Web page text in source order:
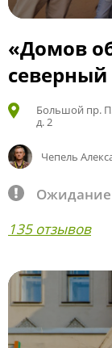
«Домов
северный
Большой пр.
д. 2
Чепель
Ожидание
135 отзывов